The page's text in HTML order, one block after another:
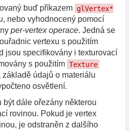
buď příkazem glVertex*
, nebo vyhodnocený pomocí
per-vertex operace. Jedná se
vertexu s použitím
jsou specifikovány i texturovací
s použitím Texture
údajů o materiálu
osvětlení.
dále ořezány některou
rovinou. Pokud je vertex
je odstraněn z dalšího